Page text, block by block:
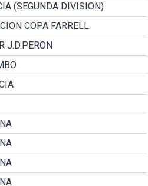
(SEGUNDA DIVISION)
COPA FARRELL
J.D.PERON